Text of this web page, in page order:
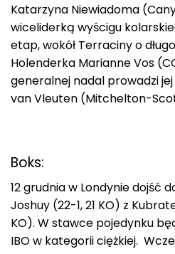
Katarzyna Niewiadoma
wiceliderką wyścigu
etap, wokół Terraciny o
Holenderka Marianne Vos
generalnej nadal prowadzi
van Vleuten (Mitchelton-
Boks:
12 grudnia w Londynie dojść
Joshuy (22-1, 21 KO) z
KO). W stawce pojedynku
IBO w kategorii ciężkiej.